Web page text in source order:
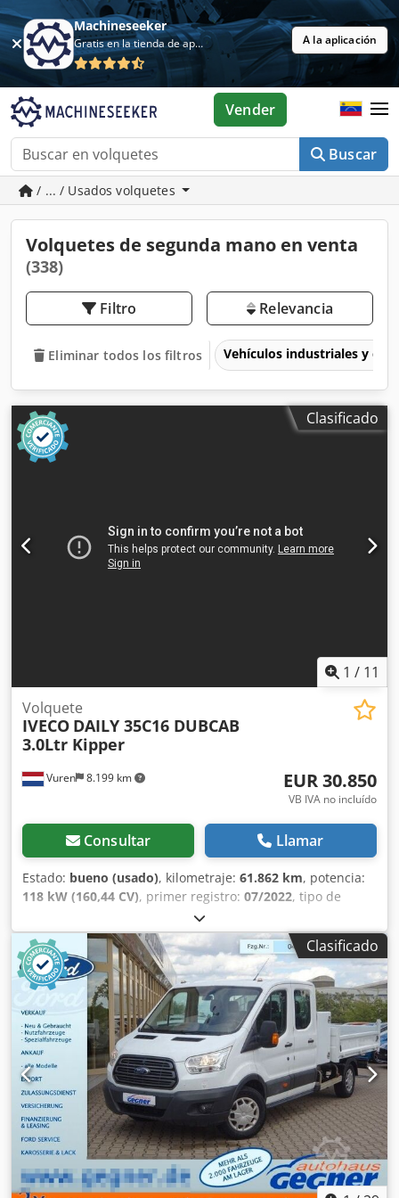
Machineseeker
Gratis en la tienda de aplicaciones A la aplicación
Buscar
Vender
/ ... / Usados volquetes
Volquetes de segunda mano en venta
(338)
Filtro Relevancia
Eliminar todos los filtros Vehículos industriales y
Clasificado
1 / 11
Vuren 8.199 km
Volquete
IVECO DAILY 35C16 DUBCAB
3.0Ltr Kipper
EUR 30.850
VB IVA no incluído
Consultar Llamar
Estado: bueno (usado), kilometraje: 61.862 km, potencia:
118 kW (160,44 CV), primer registro: 07/2022, tipo de
, tamaño del neumático:
configuración de ejes:4x2, distancia entre ejes:4.100 mm,
combustible:
diésel, color:blanco, cabina del conductor:
cabina del conductor, tipo de engranaje: mecánico,
número de marchas:6, clase de emisión:Euro 6,
amortiguación:
otro , número de asientos:6
, longitud total:
6.950 mm
, ancho total:2.100 mm, altura total:2.400 mm,
longitud del espacio de carga: 2.880 mm, anchura del
espacio de carga:2.000 mm, altura del espacio de carga:
380 mm
, Año de fabricación:2022, Equipamiento:ABS,
Bluetooth, aire acondicionado, cierre centralizado,
control de crucero, control de tracción, enganche de
remolque, espejo retrovisor eléctrico, regulación eléctrica
de las ventanillas, = Opciones y accesorios adicionales = -
Espejos calefactables - Lámpara halógena - Ninguno -
Clasificado